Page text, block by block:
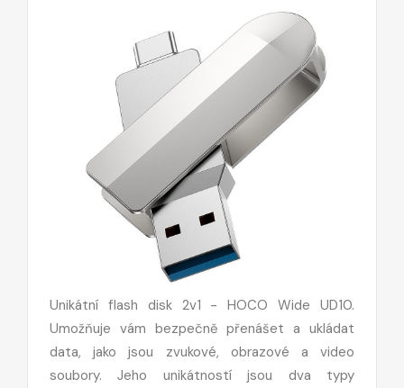
Unikátní flash disk 2v1 - HOCO Wide UD10.
Umožňuje vám bezpečně přenášet a ukládat
data, jako jsou zvukové, obrazové a video
soubory. Jeho unikátností jsou dva typy